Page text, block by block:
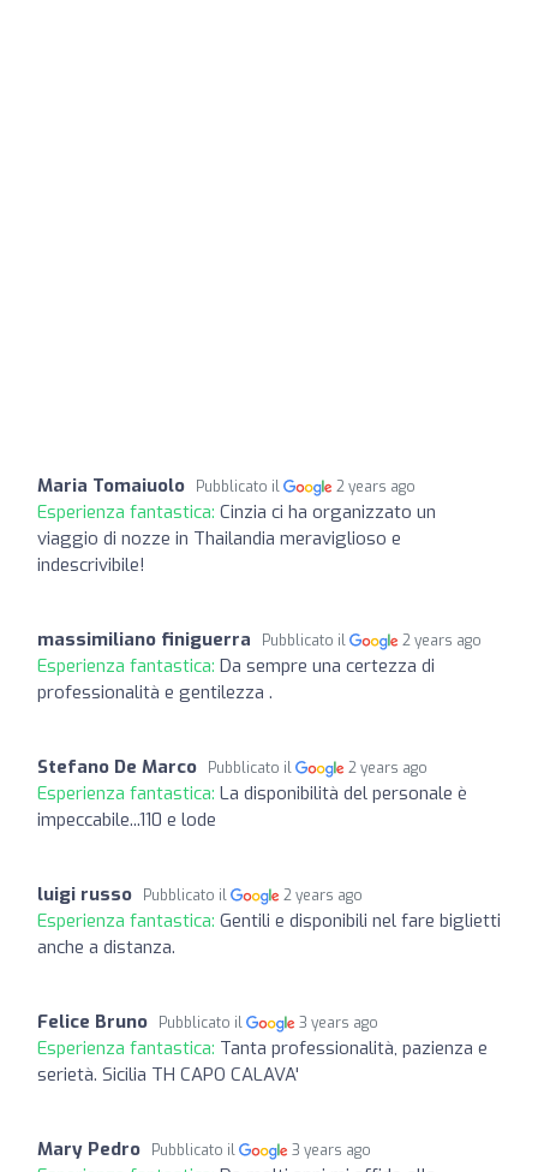
Maria Tomaiuolo Pubblicato il 2 years ago
Esperienza fantastica: Cinzia ci ha organizzato un
viaggio di nozze in Thailandia meraviglioso e
indescrivibile!
massimiliano finiguerra Pubblicato il 2 years ago
Esperienza fantastica: Da sempre una certezza di
professionalità e gentilezza .
Stefano De Marco Pubblicato il 2 years ago
Esperienza fantastica: La disponibilità del personale è
impeccabile...110 e lode
luigi russo Pubblicato il 2 years ago
Esperienza fantastica: Gentili e disponibili nel fare biglietti
anche a distanza.
Felice Bruno Pubblicato il 3 years ago
Esperienza fantastica: Tanta professionalità, pazienza e
serietà. Sicilia TH CAPO CALAVA'
Mary Pedro Pubblicato il 3 years ago